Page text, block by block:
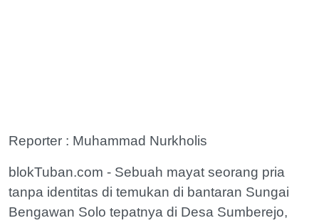
Reporter : Muhammad Nurkholis
blokTuban.com - Sebuah mayat seorang pria
tanpa identitas di temukan di bantaran Sungai
Bengawan Solo tepatnya di Desa Sumberejo,